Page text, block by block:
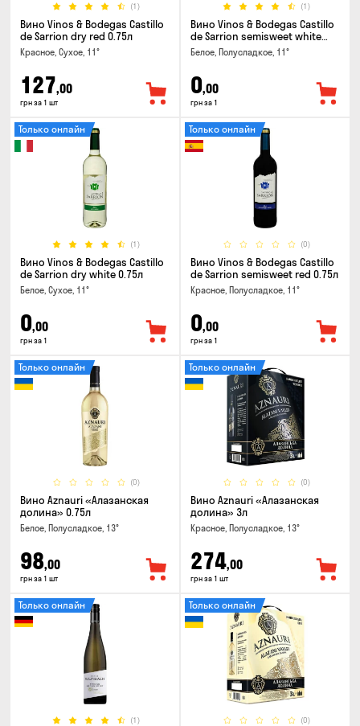
(1)
Вино Vinos & Bodegas Castillo
de Sarrion dry red 0.75л
Красное, Сухое, 11°
127,00
грн за 1 шт
(1)
Вино Vinos & Bodegas Castillo
de Sarrion semisweet white
0.75л
Белое, Полусладкое, 11°
0,00
грн за 1
(1)
Только онлайн
Вино Vinos & Bodegas Castillo
de Sarrion dry white 0.75л
Белое, Сухое, 11°
0,00
грн за 1
(0)
Только онлайн
Вино Vinos & Bodegas Castillo
de Sarrion semisweet red 0.75л
Красное, Полусладкое, 11°
0,00
грн за 1
(0)
Только онлайн
Вино Aznauri «Алазанская
долина» 0.75л
Белое, Полусладкое, 13°
98,00
грн за 1 шт
(0)
Только онлайн
Вино Aznauri «Алазанская
долина» 3л
Красное, Полусладкое, 13°
274,00
грн за 1 шт
(1)
Только онлайн
(0)
Только онлайн